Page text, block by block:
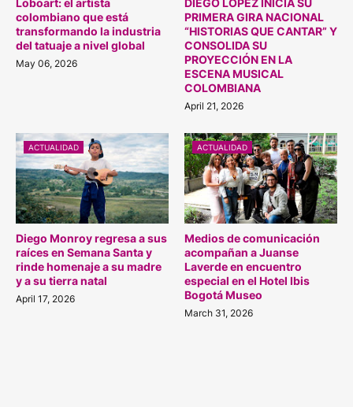
Loboart: el artista
colombiano que está
transformando la industria
del tatuaje a nivel global
May 06, 2026
DIEGO LÓPEZ INICIA SU
PRIMERA GIRA NACIONAL
“HISTORIAS QUE CANTAR” Y
CONSOLIDA SU
PROYECCIÓN EN LA
ESCENA MUSICAL
COLOMBIANA
April 21, 2026
ACTUALIDAD
Diego Monroy regresa a sus
raíces en Semana Santa y
rinde homenaje a su madre
y a su tierra natal
April 17, 2026
ACTUALIDAD
Medios de comunicación
acompañan a Juanse
Laverde en encuentro
especial en el Hotel Ibis
Bogotá Museo
March 31, 2026